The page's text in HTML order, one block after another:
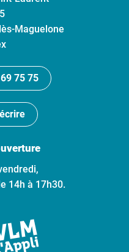
Maguelone
75 75
14h à 17h30.